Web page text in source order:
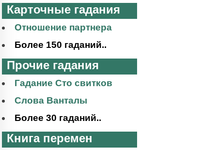
Карточные гадания
Отношение партнера
Более 150 гаданий..
Прочие гадания
Гадание Сто свитков
Слова Ванталы
Более 30 гаданий..
Книга перемен